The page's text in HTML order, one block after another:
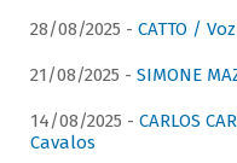
28/08/2025 - CATTO /
21/08/2025 - SIMONE
14/08/2025 - CARLOS
Cavalos